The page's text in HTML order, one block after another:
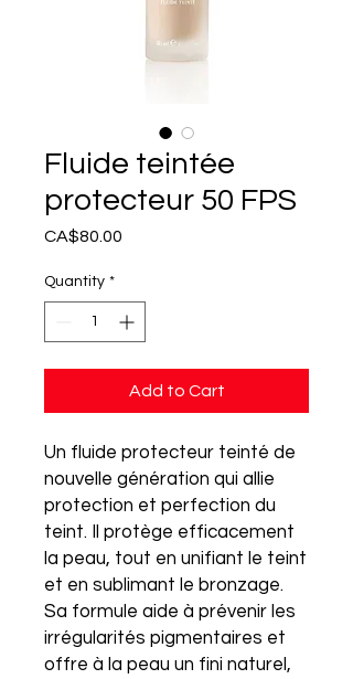
Fluide teintée
protecteur 50 FPS
CA$80.00
Quantity *
Add to Cart
Un fluide protecteur teinté de
nouvelle génération qui allie
protection et perfection du
teint. Il protège efficacement
la peau, tout en unifiant le teint
et en sublimant le bronzage.
Sa formule aide à prévenir les
irrégularités pigmentaires et
offre à la peau un fini naturel,